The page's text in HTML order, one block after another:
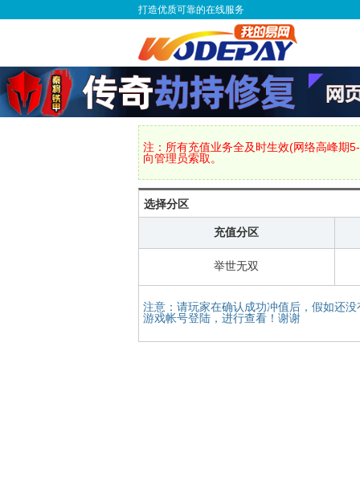
打造优质可靠的在线服务
注：所有充值业务全及时生效(网络高峰期
向管理员索取。
选择分区
充值分区
举世无双
注意：请玩家在确认成功冲值后，假如还
游戏帐号登陆，进行查看！谢谢